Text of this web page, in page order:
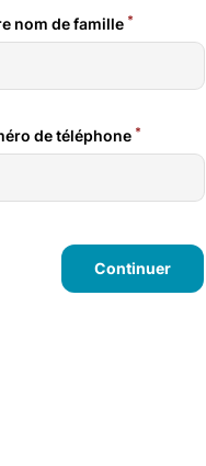
nom de famille *
de téléphone *
Continuer